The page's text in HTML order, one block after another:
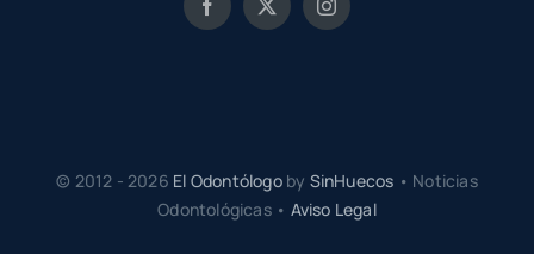
© 2012 - 2026 El Odontólogoby SinHuecos • Noticias
Odontológicas • Aviso Legal